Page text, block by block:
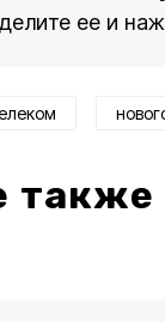
ее и
также